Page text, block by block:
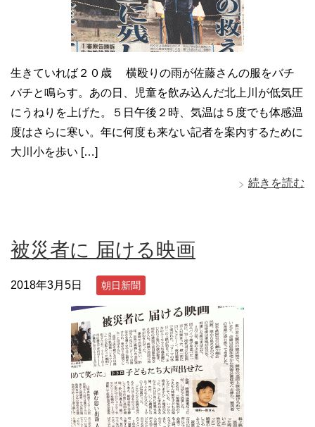
生きていれば２０歳 横殴りの雨が佐藤さんの服をバチ
バチと鳴らす。あの日、児童を飲み込んだ北上川が低気圧
にうねりを上げた。５日午後２時、気温は５度でも体感温
度はさらに寒い。年に何度も来ない記者を案内するために
大川小を歩い […]
続きを読む
被災者に 届ける映画
2018年3月5日 朝日新聞